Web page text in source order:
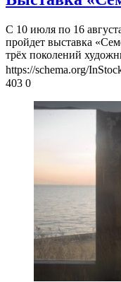
С 10 июля по 16
пройдет выставка
трёх поколений
https://schema.org/
403 0